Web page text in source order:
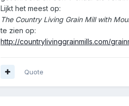
Lijkt het meest op:
The Country Living Grain Mill with
te zien op:
http://countrylivinggrainmills.com/
Quote